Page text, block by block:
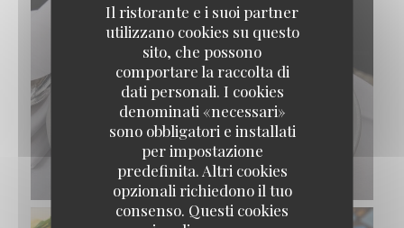
Il ristorante e i suoi partner
utilizzano cookies su questo
sito, che possono
comportare la raccolta di
dati personali. I cookies
denominati «necessari»
sono obbligatori e installati
per impostazione
predefinita. Altri cookies
opzionali richiedono il tuo
consenso. Questi cookies
MOUSSE SOUFFLÉE AU CHOCOLAT